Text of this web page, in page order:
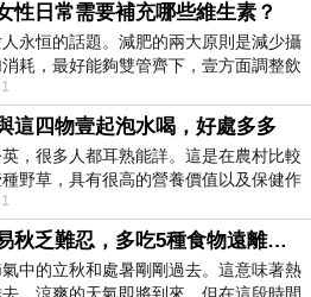
性日常需要補充哪些維生素？
永恒的話題。減肥的兩大原則是減少攝
消耗，最好能夠雙管齊下，壹方面調整飲
加...
這四物壹起泡水喝，好處多多
，很多人都耳熟能詳。這是在農村比較
野草，具有很高的營養價值以及保健作
秋天容易秋乏難忍，多吃5種食物遠離秋乏秋燥
氣中的立秋和處暑剛剛過去。這意味著熱